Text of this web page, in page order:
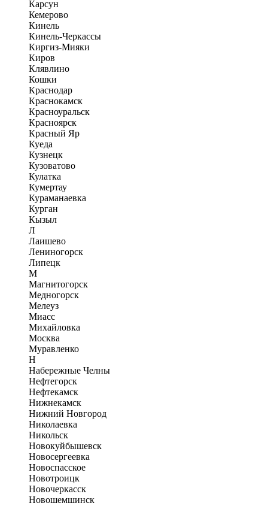
Карсун
Кемерово
Кинель
Кинель-Черкассы
Киргиз-Мияки
Киров
Клявлино
Кошки
Краснодар
Краснокамск
Красноуральск
Красноярск
Красный Яр
Куеда
Кузнецк
Кузоватово
Кулатка
Кумертау
Кураманаевка
Курган
Кызыл
Л
Лаишево
Лениногорск
Липецк
М
Магнитогорск
Медногорск
Мелеуз
Миасс
Михайловка
Москва
Муравленко
Н
Набережные Челны
Нефтегорск
Нефтекамск
Нижнекамск
Нижний Новгород
Николаевка
Никольск
Новокуйбышевск
Новосергеевка
Новоспасское
Новотроицк
Новочеркасск
Новошемшинск